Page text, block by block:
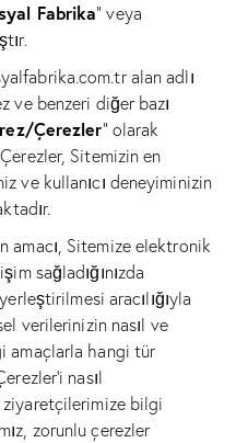
Fabrika” veya
alan adlı
ve benzeri diğer bazı
Çerezler” olarak
Sitemizin en
ve kullanıcı deneyiminizin
amacı, Sitemize elektronik
sağladığınızda
aracılığıyla
verilerinizin nasıl ve
amaçlarla hangi tür
nasıl
bilgi
zorunlu çerezler